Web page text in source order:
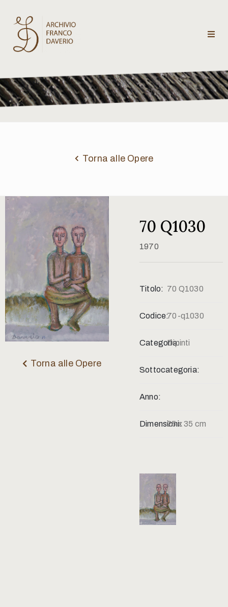
Archivio
Franco
Daverio
critici
Torna alle Opere
Torna alle Opere
70 Q1030
1970
Titolo: 70 Q1030
Codice:70-q1030
Categoria:Dipinti
Sottocategoria:
Anno:
Dimensioni:25 x 35 cm